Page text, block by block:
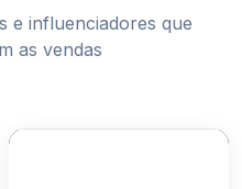
e influenciadores que
as vendas